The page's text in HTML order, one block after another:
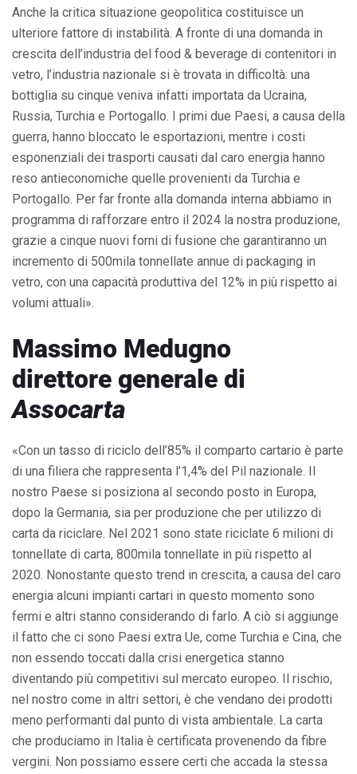
Anche la critica situazione geopolitica costituisce un
ulteriore fattore di instabilità. A fronte di una domanda in
crescita dell’industria del food & beverage di contenitori in
vetro, l’industria nazionale si è trovata in difficoltà: una
bottiglia su cinque veniva infatti importata da Ucraina,
Russia, Turchia e Portogallo. I primi due Paesi, a causa della
guerra, hanno bloccato le esportazioni, mentre i costi
esponenziali dei trasporti causati dal caro energia hanno
reso antieconomiche quelle provenienti da Turchia e
Portogallo. Per far fronte alla domanda interna abbiamo in
programma di rafforzare entro il 2024 la nostra produzione,
grazie a cinque nuovi forni di fusione che garantiranno un
incremento di 500mila tonnellate annue di packaging in
vetro, con una capacità produttiva del 12% in più rispetto ai
volumi attuali».
Massimo Medugno
direttore generale di
Assocarta
«Con un tasso di riciclo dell’85% il comparto cartario è parte
di una filiera che rappresenta l’1,4% del Pil nazionale. Il
nostro Paese si posiziona al secondo posto in Europa,
dopo la Germania, sia per produzione che per utilizzo di
carta da riciclare. Nel 2021 sono state riciclate 6 milioni di
tonnellate di carta, 800mila tonnellate in più rispetto al
2020. Nonostante questo trend in crescita, a causa del caro
energia alcuni impianti cartari in questo momento sono
fermi e altri stanno considerando di farlo. A ciò si aggiunge
il fatto che ci sono Paesi extra Ue, come Turchia e Cina, che
non essendo toccati dalla crisi energetica stanno
diventando più competitivi sul mercato europeo. Il rischio,
nel nostro come in altri settori, è che vendano dei prodotti
meno performanti dal punto di vista ambientale. La carta
che produciamo in Italia è certificata provenendo da fibre
vergini. Non possiamo essere certi che accada la stessa